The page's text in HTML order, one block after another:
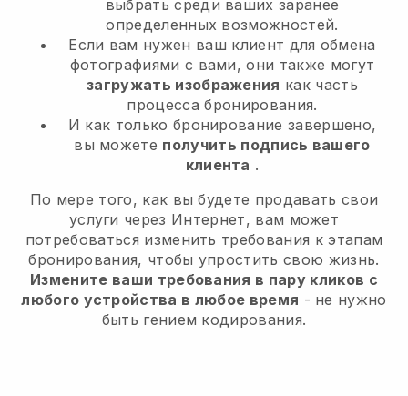
выбрать среди ваших заранее
определенных возможностей.
Если вам нужен ваш клиент для обмена
фотографиями с вами, они также могут
загружать изображения как часть
процесса бронирования.
И как только бронирование завершено,
вы можете получить подпись вашего
клиента .
По мере того, как вы будете продавать свои
услуги через Интернет, вам может
потребоваться изменить требования к этапам
бронирования, чтобы упростить свою жизнь.
Измените ваши требования в пару кликов с
любого устройства в любое время - не нужно
быть гением кодирования.